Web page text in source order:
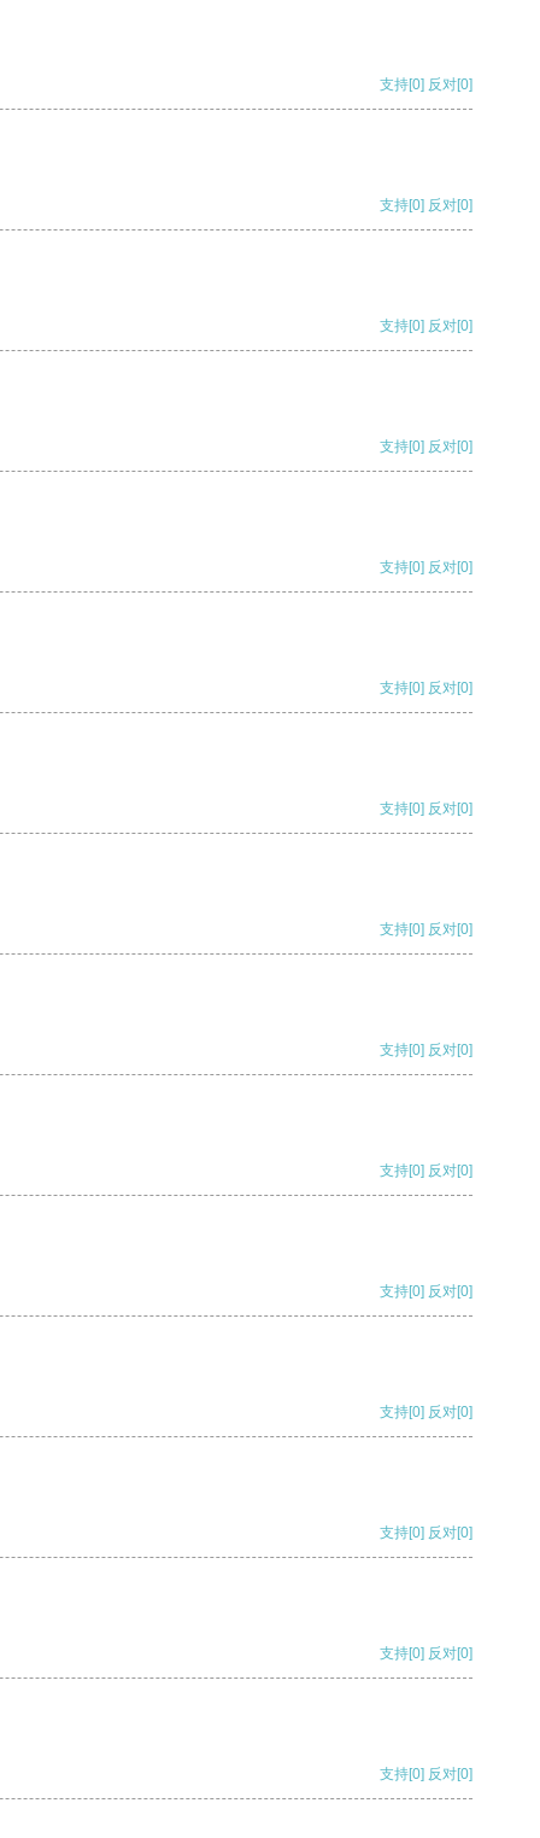
支持[0] 反对[0]
支持[0] 反对[0]
支持[0] 反对[0]
支持[0] 反对[0]
支持[0] 反对[0]
支持[0] 反对[0]
支持[0] 反对[0]
支持[0] 反对[0]
支持[0] 反对[0]
支持[0] 反对[0]
支持[0] 反对[0]
支持[0] 反对[0]
支持[0] 反对[0]
支持[0] 反对[0]
支持[0] 反对[0]